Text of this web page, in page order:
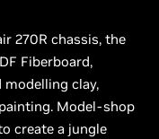
270R chassis, the
Fiberboard,
modelling clay,
Model-shop
create a jungle